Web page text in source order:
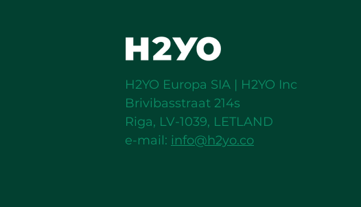
H2YO Europa SIA | H2YO Inc
Brivibasstraat 214s
Riga, LV-1039, LETLAND
e-mail: info@h2yo.co